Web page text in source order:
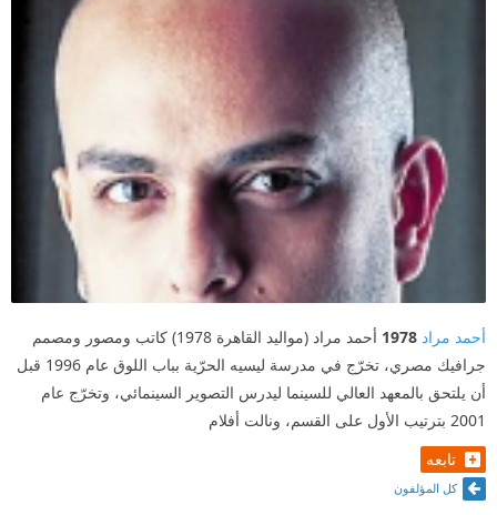
أحمد مراد 1978
أحمد مراد (مواليد القاهرة 1978) كاتب ومصور ومصمم
جرافيك مصري، تخرّج في مدرسة ليسيه الحرّية بباب اللوق عام 1996 قبل
أن يلتحق بالمعهد العالي للسينما ليدرس التصوير السينمائي، وتخرّج عام
2001 بترتيب الأول على القسم، ونالت أفلام
تابعه
كل المؤلفون